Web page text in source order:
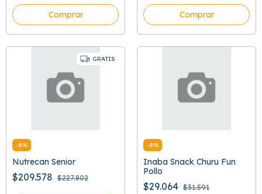
Comprar Comprar
GRATIS
-8%
Nutrecan Senior
$209.578 $227.802
-8%
Inaba Snack Churu Fun
Pollo
$29.064 $31.591